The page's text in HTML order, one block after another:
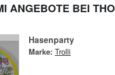
ANGEBOTE BEI
Hasenparty
Marke: Trolli